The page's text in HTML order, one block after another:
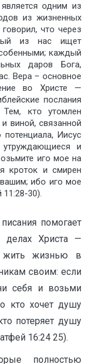
одним из
из жизненных
что через
из нас ищет
каждый
даров Бога,
Вера – основное
во Христе —
послания
кто утомлен
виной, связанной
Иисус
и
иго мое на
кроток и смирен
ибо иго мое
30).
помогает
делах Христа —
жить жизнью в
своим: если
себя и возьми
кто хочет душу
потеряет душу
16:24 25).
полностью